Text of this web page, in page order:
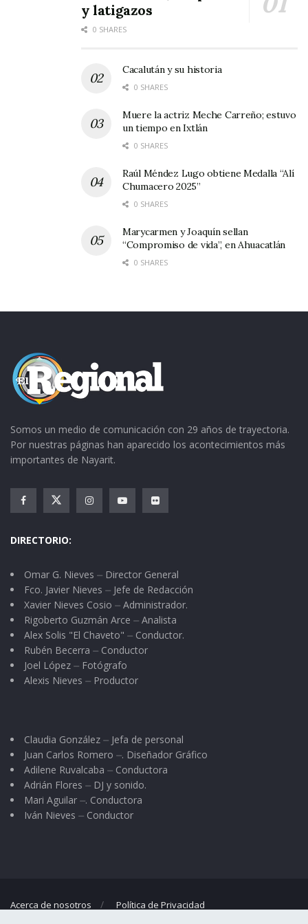
será coordinada por el Ministerio de Salud y las
Fuerzas Armadas de Honduras con el objetivo
hospitales estatales de Honduras denuncian
casi a diario la falta de medicamentos e
y latigazos
0 SHARES
Cacalután y su historia
0 SHARES
Muere la actriz Meche Carreño; estuvo
un tiempo en Ixtlán
0 SHARES
Raúl Méndez Lugo obtiene Medalla “Alí
Chumacero 2025”
0 SHARES
Marycarmen y Joaquín sellan
“Compromiso de vida”, en Ahuacatlán
0 SHARES
Somos un medio de comunicación con 29 años de trayectoria.
Por nuestras páginas han aparecido los acontecimientos más
importantes de Nayarit.
DIRECTORIO:
Omar G. Nieves ⏤ Director General
Fco. Javier Nieves ⏤ Jefe de Redacción
Xavier Nieves Cosio ⏤ Administrador.
Rigoberto Guzmán Arce ⏤ Analista
Alex Solis "El Chaveto" ⏤ Conductor.
Rubén Becerra ⏤ Conductor
Joel López ⏤ Fotógrafo
Alexis Nieves ⏤ Productor
Claudia González ⏤ Jefa de personal
Juan Carlos Romero ⏤. Diseñador Gráfico
Adilene Ruvalcaba ⏤ Conductora
Adrián Flores ⏤ DJ y sonido.
Mari Aguilar ⏤. Conductora
Iván Nieves ⏤ Conductor
Acerca de nosotros Política de Privacidad